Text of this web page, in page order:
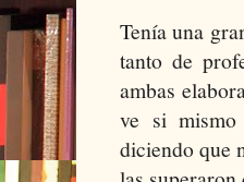
Tenía una
tanto de
ambas
ve si mismo
diciendo que